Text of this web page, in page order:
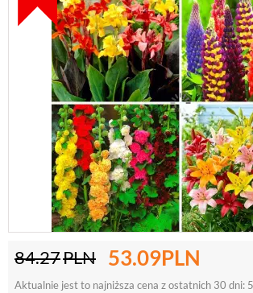
84.27PLN 53.09PLN
Aktualnie jest to najniższa cena z ostatnich 30 dni: